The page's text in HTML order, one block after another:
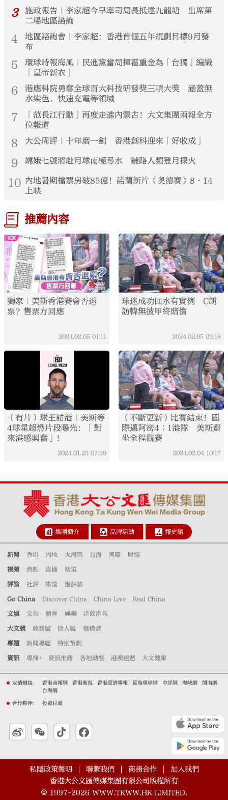
3
施政報告｜李家超今早率司局長抵達九龍塘 出席第
二場地區諮詢
4
地區諮詢會｜李家超：香港首個五年規劃目標9月發
布
5
環球時報海風｜民進黨當局揮霍重金為「台獨」編織
「皇帝新衣」
6
港應科院勇奪全球百大科技研發獎三項大獎 涵蓋無
水染色、快速充電等領域
7
「范長江行動」再度走進內蒙古！大文集團兩報全方
位報道
8 大公周評｜十年磨一劍 香港創科迎來「好收成」
9 嫦娥七號將赴月球南極尋水 鋪路人類登月探火
10 內地暑期檔票房破85億！諾蘭新片《奧德賽》8·14
上映
推薦內容
獨家｜美斯香港賽會否退
票？售票方回應
2024.02.05 01:11
球迷成功回水有實例 C朗
訪韓無披甲終賠償
2024.02.05 09:18
（有片）球王訪港｜美斯等
4球星超燃片段曝光：「對
來港感興奮」！
2024.01.25 07:39
（不斷更新）比賽結束！國
際邁阿密4∶1港隊 美斯齋
坐全程觀賽
2024.02.04 10:17
集團簡介 品牌活動 報史館
新聞 香港 內地 大灣區 台海 國際 財經
視頻 熱點 直播 精選
評論 社評 來論 港評論
Go China Discover China China Live Real China
文娛 文化 體育 娛樂 港飲港色
大文號 政務號 個人號 機構號
專題 新聞專題 特別策劃
資訊 專欄+ 資訊推薦 各地動態 港澳速遞 大文健康
友情鏈接： 香港商報網 香港衛視 香港經濟導報 星島環球網 中評網 海峽網
閩南網
台海網
合作夥伴： 投資甘肅
私隱政策聲明 聯繫我們 商務合作
加入我們
香港大公文匯傳媒集團有限公司版權所有
© 1997-2026 WWW.TKWW.HK LIMITED.